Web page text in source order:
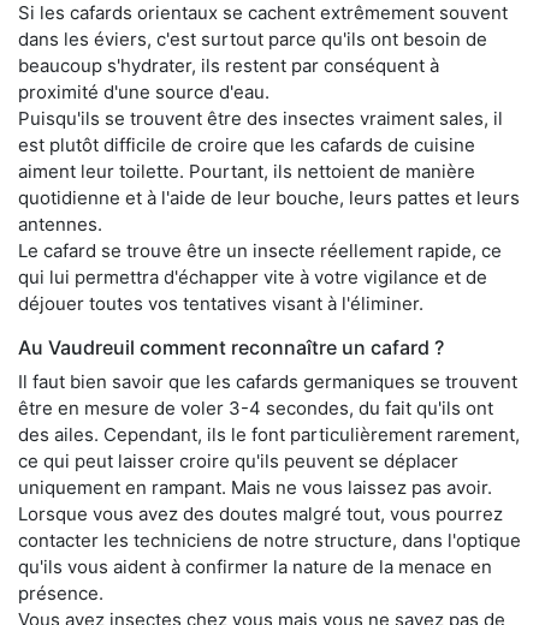
Si les cafards orientaux se cachent extrêmement souvent
dans les éviers, c'est surtout parce qu'ils ont besoin de
beaucoup s'hydrater, ils restent par conséquent à
proximité d'une source d'eau.
Puisqu'ils se trouvent être des insectes vraiment sales, il
est plutôt difficile de croire que les cafards de cuisine
aiment leur toilette. Pourtant, ils nettoient de manière
quotidienne et à l'aide de leur bouche, leurs pattes et leurs
antennes.
Le cafard se trouve être un insecte réellement rapide, ce
qui lui permettra d'échapper vite à votre vigilance et de
déjouer toutes vos tentatives visant à l'éliminer.
Au Vaudreuil comment reconnaître un cafard ?
Il faut bien savoir que les cafards germaniques se trouvent
être en mesure de voler 3-4 secondes, du fait qu'ils ont
des ailes. Cependant, ils le font particulièrement rarement,
ce qui peut laisser croire qu'ils peuvent se déplacer
uniquement en rampant. Mais ne vous laissez pas avoir.
Lorsque vous avez des doutes malgré tout, vous pourrez
contacter les techniciens de notre structure, dans l'optique
qu'ils vous aident à confirmer la nature de la menace en
présence.
Vous avez insectes chez vous mais vous ne savez pas de